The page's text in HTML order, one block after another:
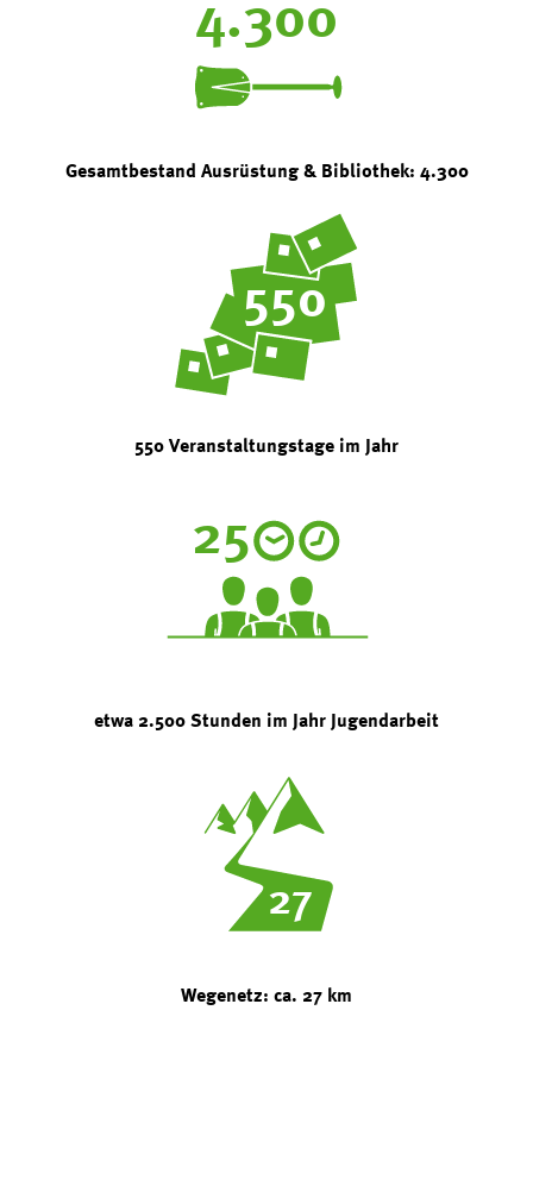
4.300
Gesamtbestand Ausrüstung & Bibliothek: 4.300
550
550 Veranstaltungstage im Jahr
25
etwa 2.500 Stunden im Jahr Jugendarbeit
27
Wegenetz: ca. 27 km